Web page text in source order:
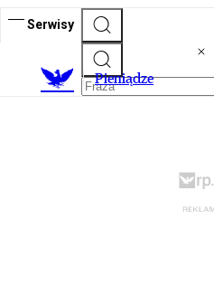
Serwisy
Pieniądze